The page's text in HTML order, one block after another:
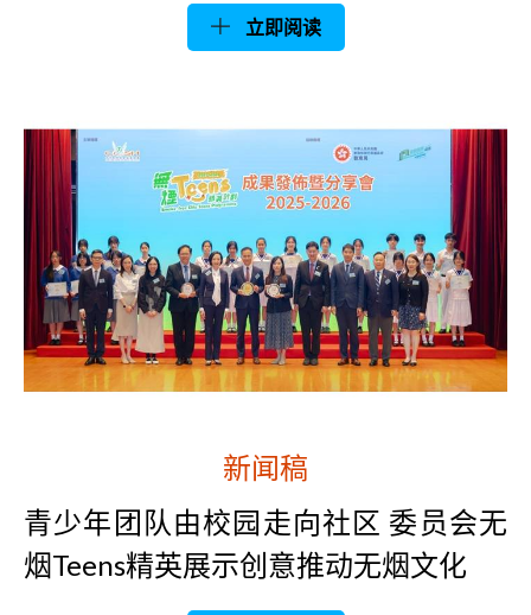
立即阅读
新闻稿
青少年团队由校园走向社区 委员会无
烟Teens精英展示创意推动无烟文化